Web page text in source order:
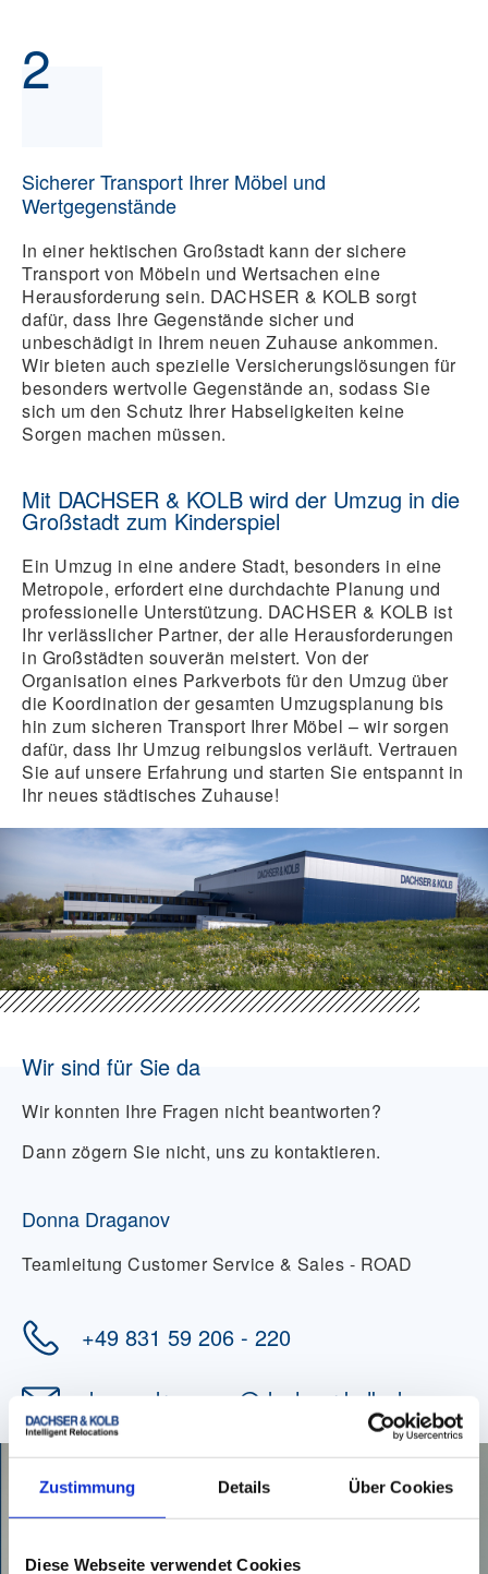
Zustimmung Details Über Cookies
Diese Webseite verwendet Cookies
2
Sicherer Transport Ihrer Möbel und
Wertgegenstände
In einer hektischen Großstadt kann der sichere
Transport von Möbeln und Wertsachen eine
Herausforderung sein. DACHSER & KOLB sorgt
dafür, dass Ihre Gegenstände sicher und
unbeschädigt in Ihrem neuen Zuhause ankommen.
Wir bieten auch spezielle Versicherungslösungen für
besonders wertvolle Gegenstände an, sodass Sie
sich um den Schutz Ihrer Habseligkeiten keine
Sorgen machen müssen.
Mit DACHSER & KOLB wird der Umzug in die
Großstadt zum Kinderspiel
Ein Umzug in eine andere Stadt, besonders in eine
Metropole, erfordert eine durchdachte Planung und
professionelle Unterstützung. DACHSER & KOLB ist
Ihr verlässlicher Partner, der alle Herausforderungen
in Großstädten souverän meistert. Von der
Organisation eines Parkverbots für den Umzug über
die Koordination der gesamten Umzugsplanung bis
hin zum sicheren Transport Ihrer Möbel – wir sorgen
dafür, dass Ihr Umzug reibungslos verläuft. Vertrauen
Sie auf unsere Erfahrung und starten Sie entspannt in
Ihr neues städtisches Zuhause!
Wir sind für Sie da
Wir konnten Ihre Fragen nicht beantworten?
Dann zögern Sie nicht, uns zu kontaktieren.
Donna Draganov
Teamleitung Customer Service & Sales - ROAD
+49 831 59 206 - 220
donna.draganov
@ dachser-kolb.de